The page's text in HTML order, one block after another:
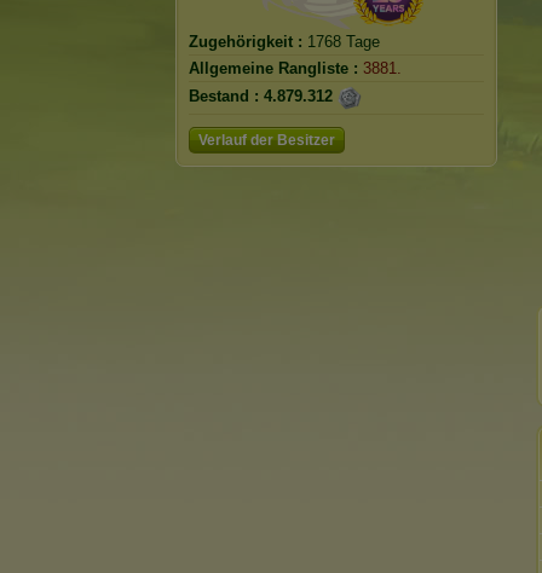
Zugehörigkeit : 1768 Tage
Allgemeine Rangliste : 3881.
Bestand : 4.879.312
Verlauf der Besitzer